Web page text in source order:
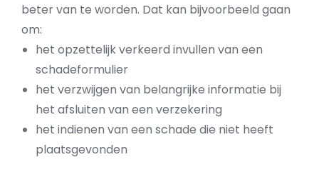
beter van te worden. Dat kan bijvoorbeeld gaan
om:
het opzettelijk verkeerd invullen van een
schadeformulier
het verzwijgen van belangrijke informatie bij
het afsluiten van een verzekering
het indienen van een schade die niet heeft
plaatsgevonden